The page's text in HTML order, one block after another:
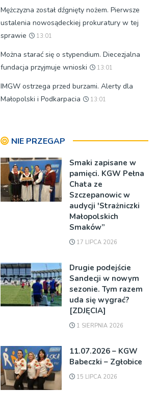
Mężczyzna został dźgnięty nożem. Pierwsze
ustalenia nowosądeckiej prokuratury w tej
sprawie
13:01
Można starać się o stypendium. Diecezjalna
fundacja przyjmuje wnioski
13:01
IMGW ostrzega przed burzami. Alerty dla
Małopolski i Podkarpacia
13:01
NIE PRZEGAP
Smaki zapisane w
pamięci. KGW Pełna
Chata ze
Szczepanowic w
audycji 'Strażniczki
Małopolskich
Smaków”
17 LIPCA 2026
Drugie podejście
Sandecji w nowym
sezonie. Tym razem
uda się wygrać?
[ZDJĘCIA]
1 SIERPNIA 2026
11.07.2026 – KGW
Babeczki – Zgłobice
15 LIPCA 2026